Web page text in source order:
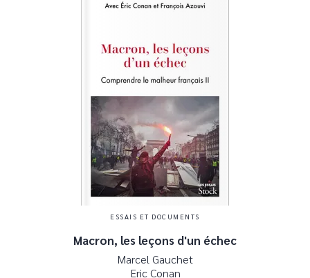
ESSAIS ET DOCUMENTS
Macron, les leçons d'un échec
Marcel Gauchet
Eric Conan